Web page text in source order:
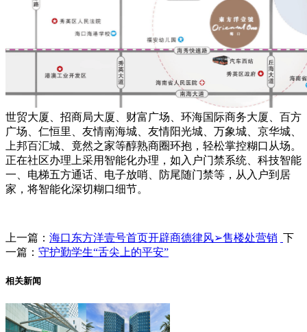
世贸大厦、招商局大厦、财富广场、环海国际商务大厦、百方
广场、仁恒里、友情南海城、友情阳光城、万象城、京华城、
上邦百汇城、竟然之家等醇熟商圈环抱，轻松掌控糊口从场。
正在社区办理上采用智能化办理，如入户门禁系统、科技智能
一、电梯五方通话、电子放哨、防尾随门禁等，从入户到居
家，将智能化深切糊口细节。
上一篇： 海口东方洋壹号首页开辟商德律风➢售楼处营销 下
一篇： 守护勤学生“舌尖上的平安”
相关新闻